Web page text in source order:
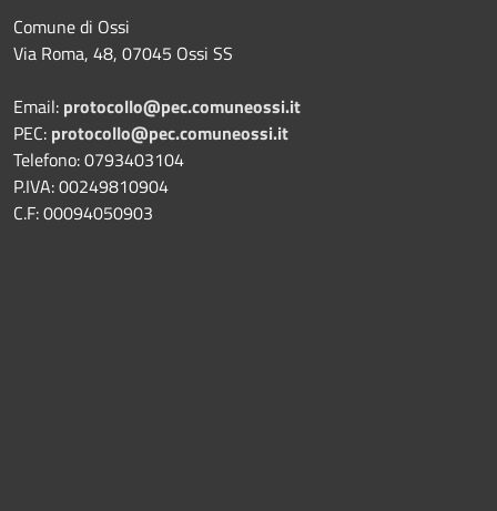
Comune di Ossi
Via Roma, 48, 07045 Ossi SS
Email: protocollo@pec.comuneossi.it
PEC: protocollo@pec.comuneossi.it
Telefono: 0793403104
P.IVA: 00249810904
C.F: 00094050903